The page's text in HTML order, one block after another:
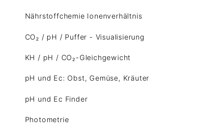
Nährstoffchemie Ionenverhältnis
CO₂ / pH / Puffer - Visualisierung
KH / pH / CO₂-Gleichgewicht
pH und Ec: Obst, Gemüse, Kräuter
pH und Ec Finder
Photometrie